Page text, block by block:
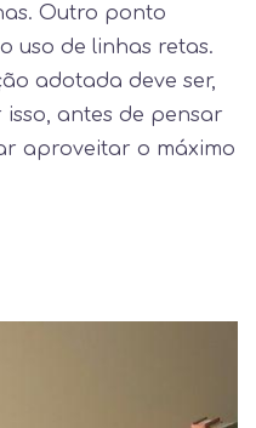
Outro ponto
uso de linhas retas.
adotada deve ser,
antes de pensar
aproveitar o máximo